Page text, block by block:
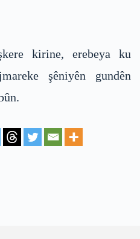
kirine, erebeya ku
şêniyên gundên